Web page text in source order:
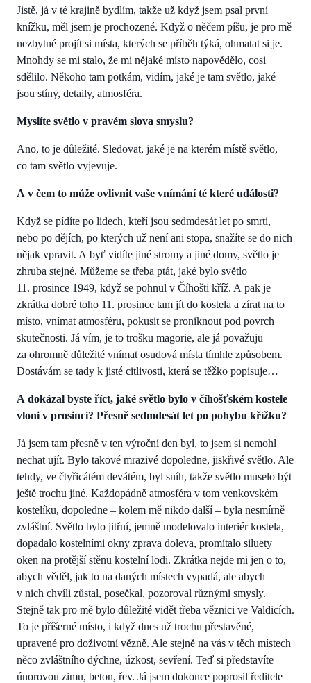
Jistě, já v té krajině bydlím, takže už když jsem psal první
knížku, měl jsem je prochozené. Když o něčem píšu, je pro mě
nezbytné projít si místa, kterých se příběh týká, ohmatat si je.
Mnohdy se mi stalo, že mi nějaké místo napovědělo, cosi
sdělilo. Někoho tam potkám, vidím, jaké je tam světlo, jaké
jsou stíny, detaily, atmosféra.
Myslíte světlo v pravém slova smyslu?
Ano, to je důležité. Sledovat, jaké je na kterém místě světlo,
co tam světlo vyjevuje.
A v čem to může ovlivnit vaše vnímání té které události?
Když se pídíte po lidech, kteří jsou sedmdesát let po smrti,
nebo po dějích, po kterých už není ani stopa, snažíte se do nich
nějak vpravit. A byť vidíte jiné stromy a jiné domy, světlo je
zhruba stejné. Můžeme se třeba ptát, jaké bylo světlo
11. prosince 1949, když se pohnul v Číhošti kříž. A pak je
zkrátka dobré toho 11. prosince tam jít do kostela a zírat na to
místo, vnímat atmosféru, pokusit se proniknout pod povrch
skutečnosti. Já vím, je to trošku magorie, ale já považuju
za ohromně důležité vnímat osudová místa tímhle způsobem.
Dostávám se tady k jisté citlivosti, která se těžko popisuje…
A dokázal byste říct, jaké světlo bylo v číhošťském kostele
vloni v prosinci? Přesně sedmdesát let po pohybu křížku?
Já jsem tam přesně v ten výroční den byl, to jsem si nemohl
nechat ujít. Bylo takové mrazivé dopoledne, jiskřivé světlo. Ale
tehdy, ve čtyřicátém devátém, byl sníh, takže světlo muselo být
ještě trochu jiné. Každopádně atmosféra v tom venkovském
kostelíku, dopoledne – kolem mě nikdo další – byla nesmírně
zvláštní. Světlo bylo jitřní, jemně modelovalo interiér kostela,
dopadalo kostelními okny zprava doleva, promítalo siluety
oken na protější stěnu kostelní lodi. Zkrátka nejde mi jen o to,
abych věděl, jak to na daných místech vypadá, ale abych
v nich chvíli zůstal, posečkal, pozoroval různými smysly.
Stejně tak pro mě bylo důležité vidět třeba věznici ve Valdicích.
To je příšerné místo, i když dnes už trochu přestavěné,
upravené pro doživotní vězně. Ale stejně na vás v těch místech
něco zvláštního dýchne, úzkost, sevření. Teď si představíte
únorovou zimu, beton, řev. Já jsem dokonce poprosil ředitele